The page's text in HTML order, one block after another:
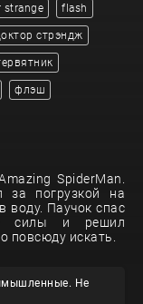
strange flash
стрэндж
флэш
SpiderMan.
за погрузкой на
воду. Паучок спас
силы и решил
повсюду искать.
Не